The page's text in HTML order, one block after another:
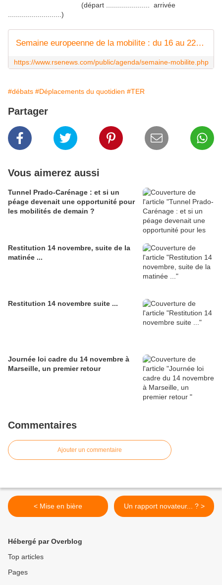
(départ ..................
.... arrivée
...........................)
Semaine europeenne de la mobilite : du 16 au 22 septembre, programme, temps forts, appels projets
https://www.rsenews.com/public/agenda/semaine-mobilite.php
#débats #Déplacements du quotidien #TER
Partager
Vous aimerez aussi
Tunnel Prado-Carénage : et si un
péage devenait une opportunité pour
les mobilités de demain ?
Restitution 14 novembre, suite de la
matinée ...
Restitution 14 novembre suite ...
Journée loi cadre du 14 novembre à
Marseille, un premier retour
Commentaires
Ajouter un commentaire
< Mise en bière Un rapport novateur... ? >
Hébergé par Overblog
Top articles
Pages